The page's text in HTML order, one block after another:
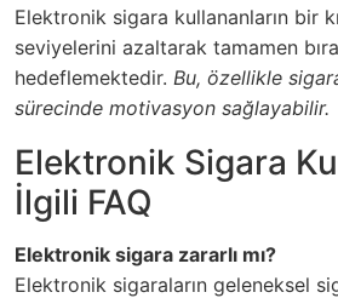
Elektronik sigara kullananların bir
seviyelerini azaltarak tamamen
hedeflemektedir. Bu, özellikle
sürecinde motivasyon sağlayabilir.
Elektronik Sigara
İlgili FAQ
Elektronik sigara zararlı mı?
Elektronik sigaraların geleneksel